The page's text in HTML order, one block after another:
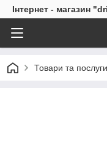
Інтернет - магазин
Товари та послуги